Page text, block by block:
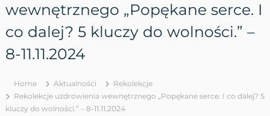
wewnętrznego „Popękane serce. I
co dalej? 5 kluczy do wolności.” –
8-11.11.2024
Home Aktualności
Rekolekcje
Rekolekcje uzdrowienia wewnętrznego „Popękane serce. I co dalej? 5
kluczy do wolności.” – 8-11.11.2024